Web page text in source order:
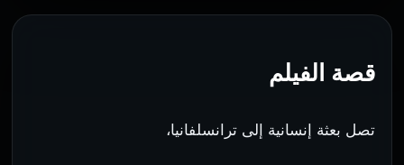
قصة الفيلم
تصل بعثة إنسانية إلى ترانسلفانيا،